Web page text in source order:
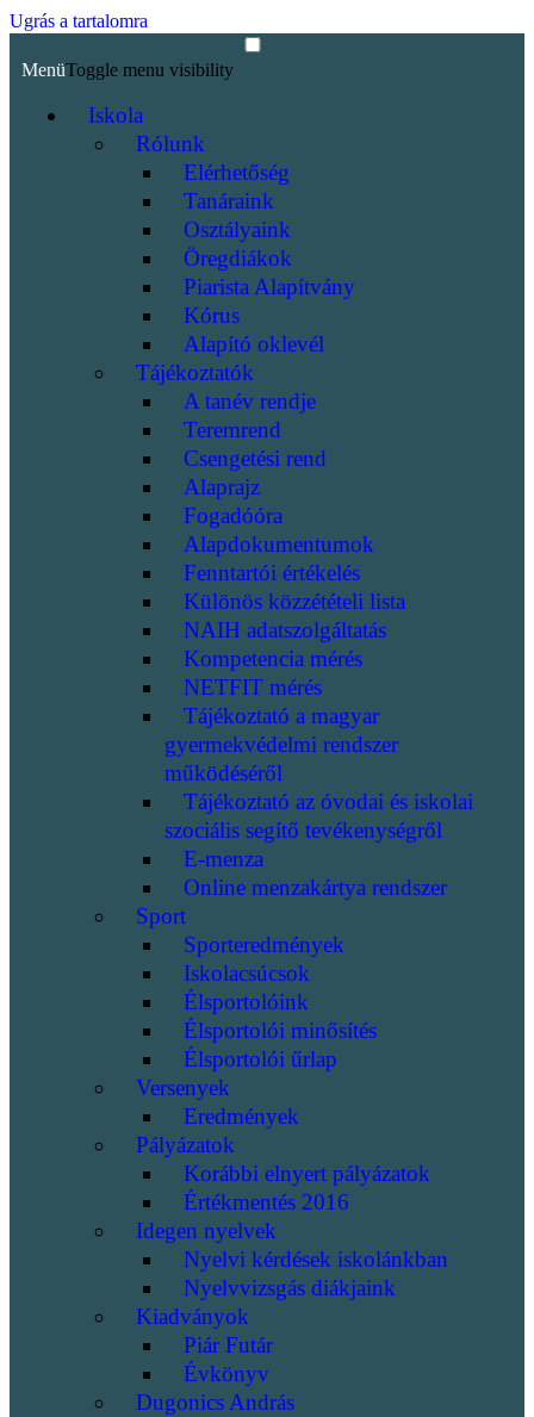
Ugrás a tartalomra
MenüToggle menu visibility
Iskola
Rólunk
Elérhetőség
Tanáraink
Osztályaink
Öregdiákok
Piarista Alapítvány
Kórus
Alapító oklevél
Tájékoztatók
A tanév rendje
Teremrend
Csengetési rend
Alaprajz
Fogadóóra
Alapdokumentumok
Fenntartói értékelés
Különös közzétételi lista
NAIH adatszolgáltatás
Kompetencia mérés
NETFIT mérés
Tájékoztató a magyar
gyermekvédelmi rendszer
működéséről
Tájékoztató az óvodai és iskolai
szociális segítő tevékenységről
E-menza
Online menzakártya rendszer
Sport
Sporteredmények
Iskolacsúcsok
Élsportolóink
Élsportolói minősítés
Élsportolói űrlap
Versenyek
Eredmények
Pályázatok
Korábbi elnyert pályázatok
Értékmentés 2016
Idegen nyelvek
Nyelvi kérdések iskolánkban
Nyelvvizsgás diákjaink
Kiadványok
Piár Futár
Évkönyv
Dugonics András